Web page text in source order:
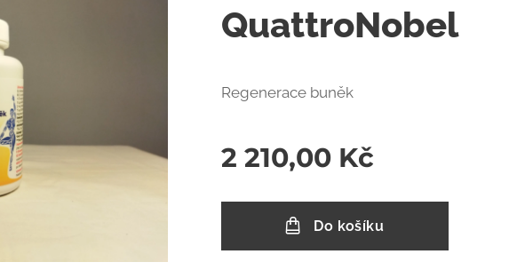
QuattroNobel
Regenerace buněk
2 210,00 Kč
Do košíku